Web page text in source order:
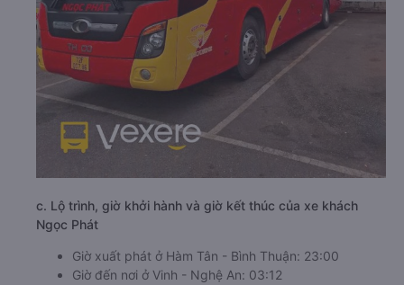
c. Lộ trình, giờ khởi hành và giờ kết thúc của xe khách
Ngọc Phát
Giờ xuất phát ở Hàm Tân - Bình Thuận: 23:00
Giờ đến nơi ở Vinh - Nghệ An: 03:12